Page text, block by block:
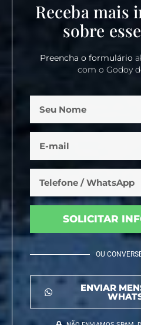
Receba mais
sobre
Preencha o formulário
com o Godoy
SOLICITAR
OU
ENVIAR